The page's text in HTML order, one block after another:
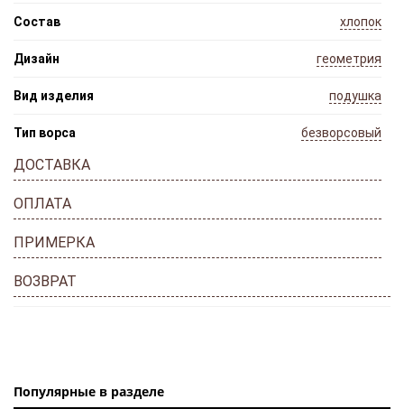
Состав хлопок
Дизайн геометрия
Вид изделия подушка
Тип ворса безворсовый
ДОСТАВКА
ОПЛАТА
ПРИМЕРКА
ВОЗВРАТ
Популярные в разделе